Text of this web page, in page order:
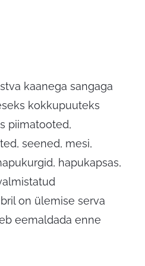
kaanega sangaga
kokkupuuteks
piimatooted,
seened, mesi,
hapukapsas,
on ülemise serva
eemaldada enne